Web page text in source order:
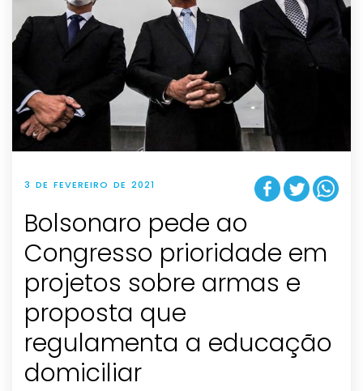
3 DE FEVEREIRO DE 2021
Bolsonaro pede ao
Congresso prioridade em
projetos sobre armas e
proposta que
regulamenta a educação
domiciliar